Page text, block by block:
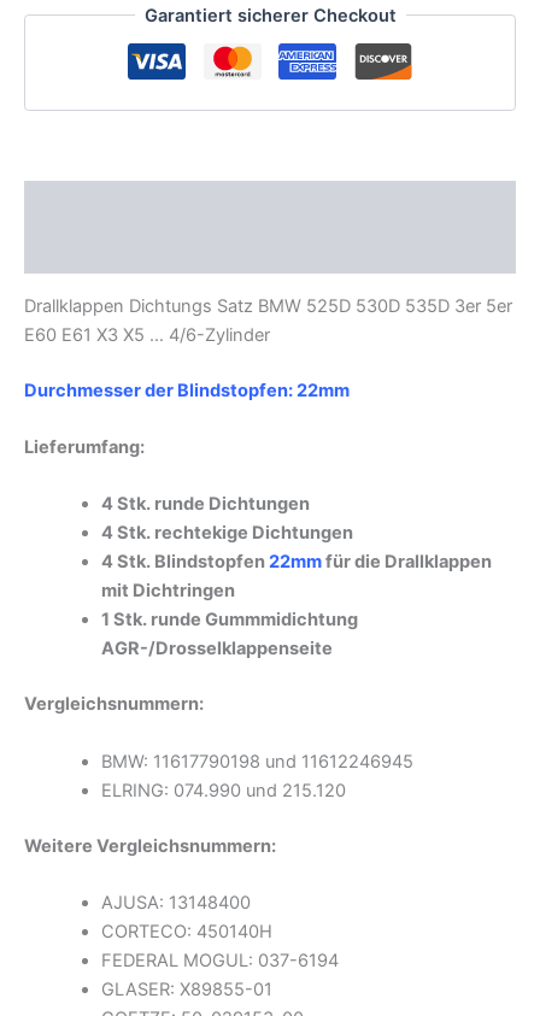
7er
X5
Garantiert sicherer Checkout
Drallklappen Dichtungs Satz BMW 525D 530D 535D 3er 5er
E60 E61 X3 X5 … 4/6-Zylinder
Durchmesser der Blindstopfen: 22mm
Lieferumfang:
4 Stk. runde Dichtungen
4 Stk. rechtekige Dichtungen
4 Stk. Blindstopfen22mmfür die Drallklappen
mit Dichtringen
1 Stk. runde Gummmidichtung
AGR-/Drosselklappenseite
Vergleichsnummern:
BMW: 11617790198 und 11612246945
ELRING: 074.990 und 215.120
Weitere Vergleichsnummern:
AJUSA: 13148400
CORTECO: 450140H
FEDERAL MOGUL: 037-6194
GLASER: X89855-01